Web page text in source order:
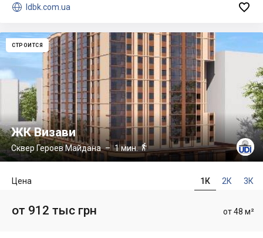
 ldbk.com.ua 
СТРОИТСЯ
ЖК Визави
Сквер Героев Майдана– 1 мин.
1К 2К 3К
Цена
от 48 м²
от 912 тыс грн